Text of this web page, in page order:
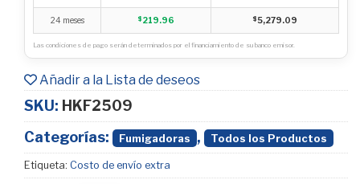
24 meses $219.96 $5,279.09
Las condiciones de pago serán determinados por el financiamiento de su banco emisor.
Añadir a la Lista de deseos
SKU: HKF2509
Categorías:
Fumigadoras , Todos los Productos
Etiqueta: Costo de envío extra